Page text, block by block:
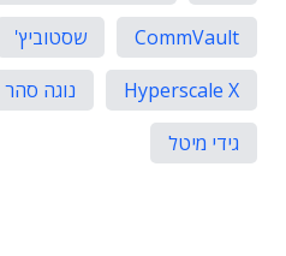
CommVault
שסטוביץ'
Hyperscale X
נוגה סהר
גידי מיטל